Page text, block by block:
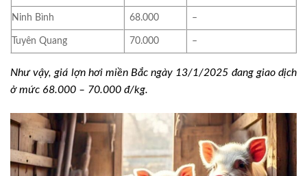
Ninh Bình 68.000 –
Tuyên Quang 70.000 –
Như vậy, giá lợn hơi miền Bắc ngày 13/1/2025 đang giao dịch
ở mức 68.000 – 70.000 đ/kg.